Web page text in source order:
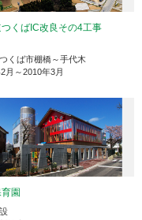
くばIC改良その4工事
くば市棚橋～手代木
月～2010年3月
園